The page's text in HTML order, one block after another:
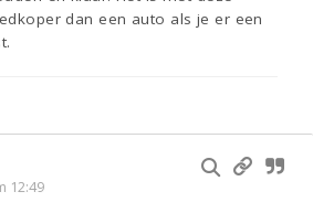
dan een auto als je er een
12:49